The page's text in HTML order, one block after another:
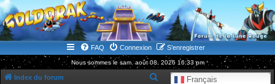
WWW.GOLDORAKGO.COM
le site de la Lune Rouge
FAQ Connexion S’enregistrer
Nous sommes le sam. août 08, 2026 16:33 pm
Index du forum Français